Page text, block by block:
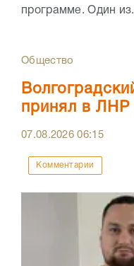
программе. Один
Общество
принял в ЛНР
07.08.202606:15
Комментарии